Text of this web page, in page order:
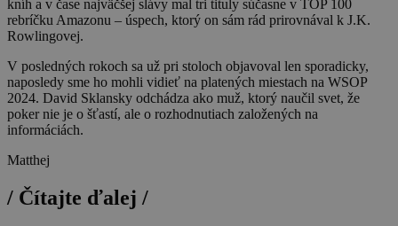
kníh a v čase najväčšej slávy mal tri tituly súčasne v TOP 100
rebríčku Amazonu – úspech, ktorý on sám rád prirovnával k J.K.
Rowlingovej.
V posledných rokoch sa už pri stoloch objavoval len sporadicky,
naposledy sme ho mohli vidieť na platených miestach na WSOP
2024. David Sklansky odchádza ako muž, ktorý naučil svet, že
poker nie je o šťastí, ale o rozhodnutiach založených na
informáciách.
Matthej
/ Čítajte ďalej /